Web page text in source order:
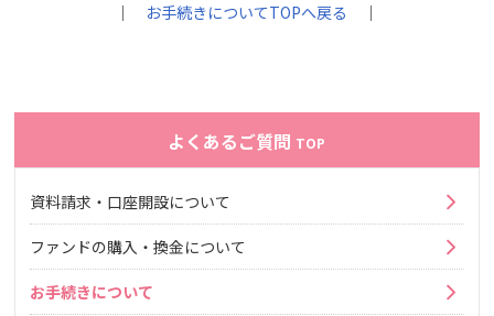
｜ お手続きについてTOPへ戻る ｜
よくあるご質問 TOP
資料請求・口座開設について
ファンドの購入・換金について
お手続きについて